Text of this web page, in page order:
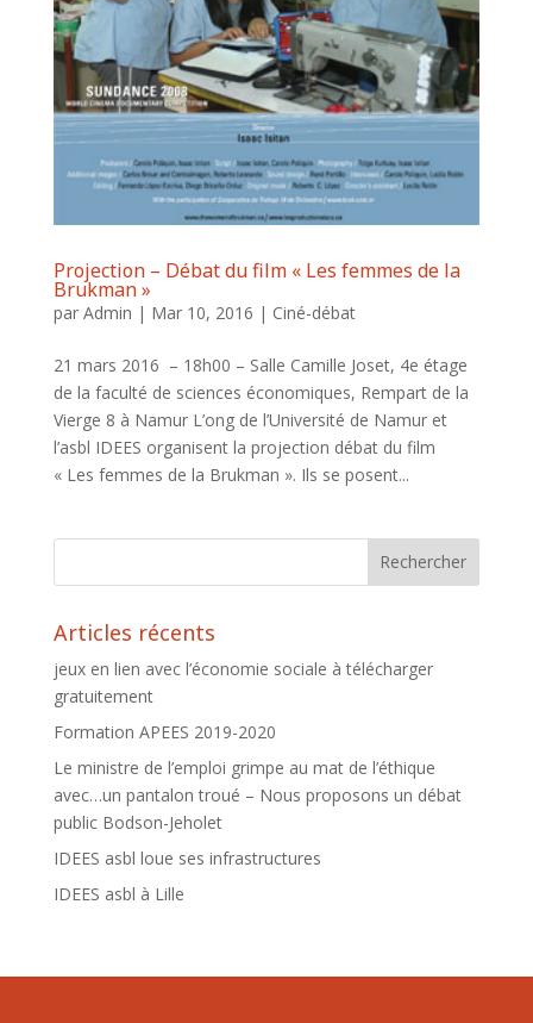
Projection – Débat du film « Les femmes de la
Brukman »
par Admin | Mar 10, 2016 | Ciné-débat
21 mars 2016 – 18h00 – Salle Camille Joset, 4e étage
de la faculté de sciences économiques, Rempart de la
Vierge 8 à Namur L’ong de l’Université de Namur et
l’asbl IDEES organisent la projection débat du film
« Les femmes de la Brukman ». Ils se posent...
Articles récents
jeux en lien avec l’économie sociale à télécharger
gratuitement
Formation APEES 2019-2020
Le ministre de l’emploi grimpe au mat de l’éthique
avec…un pantalon troué – Nous proposons un débat
public Bodson-Jeholet
IDEES asbl loue ses infrastructures
IDEES asbl à Lille